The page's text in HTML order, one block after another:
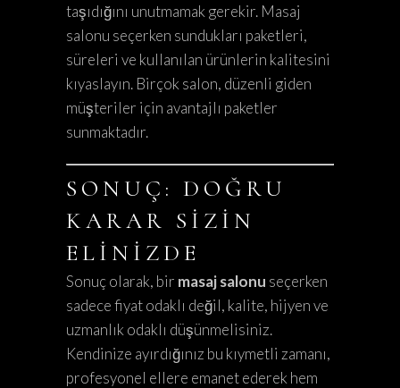
taşıdığını unutmamak gerekir. Masaj
salonu seçerken sundukları paketleri,
süreleri ve kullanılan ürünlerin kalitesini
kıyaslayın. Birçok salon, düzenli giden
müşteriler için avantajlı paketler
sunmaktadır.
SONUÇ: DOĞRU
KARAR SIZIN
ELINIZDE
Sonuç olarak, bir masaj salonu seçerken
sadece fiyat odaklı değil, kalite, hijyen ve
uzmanlık odaklı düşünmelisiniz.
Kendinize ayırdığınız bu kıymetli zamanı,
profesyonel ellere emanet ederek hem